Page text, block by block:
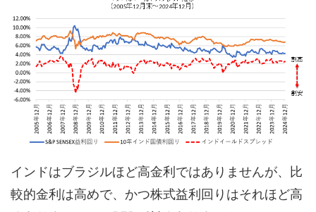
インドはブラジルほど高金利ではありませんが、比
較的金利は高めで、かつ株式益利回りはそれほど高